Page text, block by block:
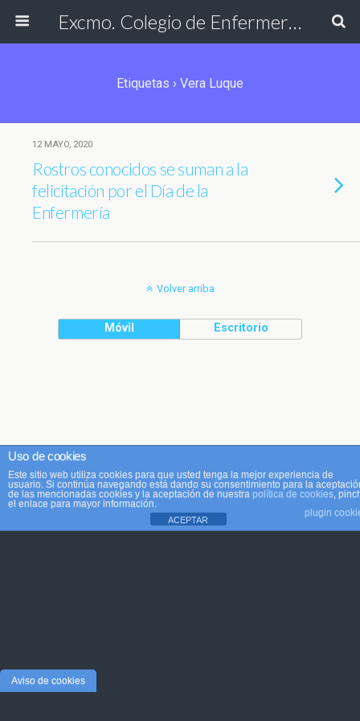
Excmo. Colegio de Enfermería de Cádiz
Etiquetas › Vera Luque
12 MAYO, 2020
Rostros conocidos se suman a la
felicitación por el Día de la
Enfermería
Volver arriba
Móvil Escritorio
Uso de cookies
Este sitio web utiliza cookies para que usted tenga la mejor experiencia de
usuario. Si continúa navegando está dando su consentimiento para la
de las mencionadas cookies y la aceptación de nuestra política de cookies,
el enlace para mayor información.
plugin
ACEPTAR
Aviso de cookies